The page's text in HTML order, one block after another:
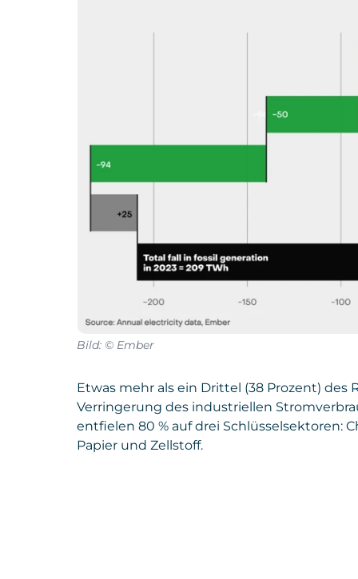
Bild: © Ember
Etwas mehr als ein Drittel (38 Prozent)
Verringerung des industriellen
entfielen 80 % auf drei Schlüsselsektoren:
Papier und Zellstoff.